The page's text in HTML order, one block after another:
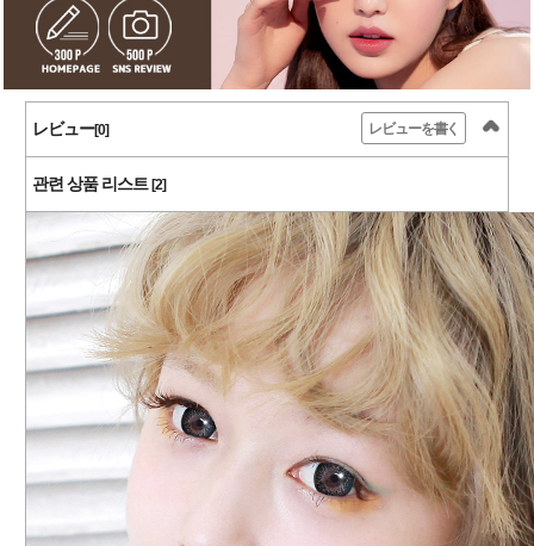
レビュー[0] レビューを書く
관련 상품 리스트 [2]